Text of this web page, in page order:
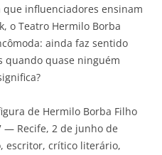
influenciadores ensinam
o Teatro Hermilo Borba
ainda faz sentido
quando quase ninguém
de Hermilo Borba Filho
— Recife, 2 de junho de
escritor, crítico literário,